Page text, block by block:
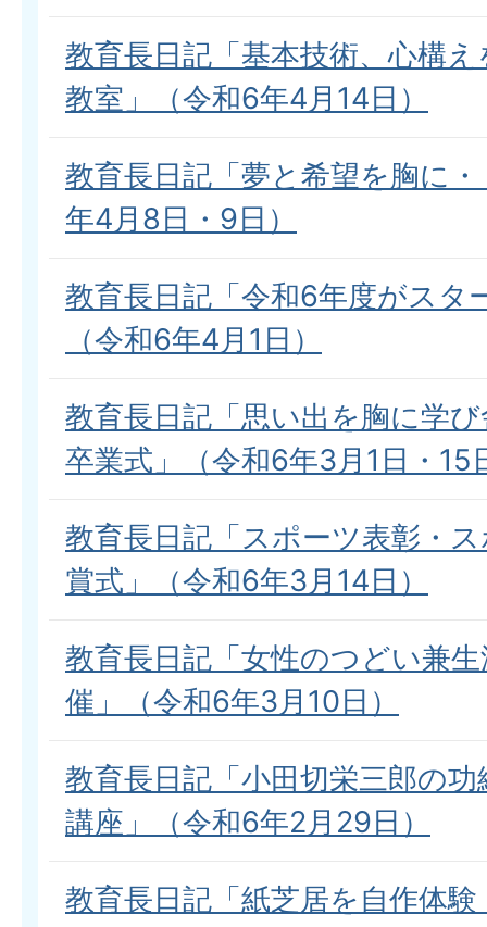
教育長日記「基本技術、心構
教室」（令和6年4月14日）
教育長日記「夢と希望を胸に
年4月8日・9日）
教育長日記「令和6年度がスタ
（令和6年4月1日）
教育長日記「思い出を胸に学
卒業式」（令和6年3月1日・15
教育長日記「スポーツ表彰・
賞式」（令和6年3月14日）
教育長日記「女性のつどい兼
催」（令和6年3月10日）
教育長日記「小田切栄三郎の
講座」（令和6年2月29日）
教育長日記「紙芝居を自作体